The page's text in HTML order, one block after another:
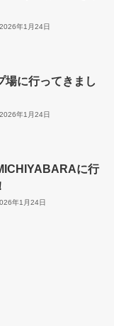
2026年1月24日
場に行ってきまし
2026年1月24日
に行
年1月24日